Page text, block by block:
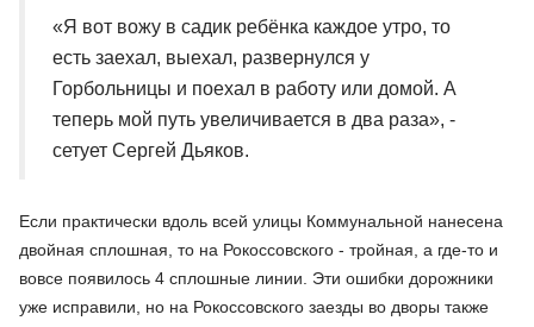
«Я вот вожу в садик ребёнка каждое утро, то
есть заехал, выехал, развернулся у
Горбольницы и поехал в работу или домой. А
теперь мой путь увеличивается в два раза», -
сетует Сергей Дьяков.
Если практически вдоль всей улицы Коммунальной нанесена
двойная сплошная, то на Рокоссовского - тройная, а где-то и
вовсе появилось 4 сплошные линии. Эти ошибки дорожники
уже исправили, но на Рокоссовского заезды во дворы также